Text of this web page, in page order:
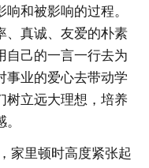
和被影响的过程。
、真诚、友爱的朴素
自己的一言一行去为
事业的爱心去带动学
树立远大理想，培养
家里顿时高度紧张起